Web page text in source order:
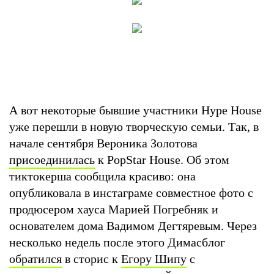
А вот некоторые бывшие участники Hype House
уже перешли в новую творческую семьи. Так, в
начале сентября Вероника Золотова
присоединилась к PopStar House. Об этом
тиктокерша сообщила красиво: она
опубликовала в инстаграме совместное фото с
продюсером хауса Марией Погребняк и
основателем дома Вадимом Дегтяревым. Через
несколько недель после этого Димасблог
обратился в сторис к Егору Шипу с